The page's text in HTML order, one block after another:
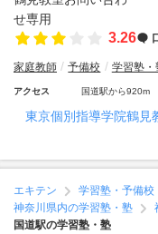
3.26
家庭教師 予備校 学習塾・
アクセス 国道駅から920m
東京個別指導学院鶴見
エキテン 学習塾・予備校
神奈川県内の学習塾・塾
国道駅の学習塾・塾